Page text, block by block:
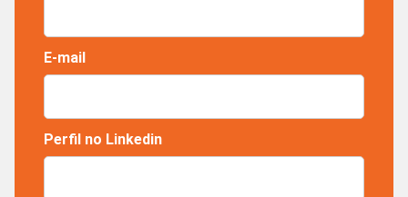
E-mail
Perfil no Linkedin